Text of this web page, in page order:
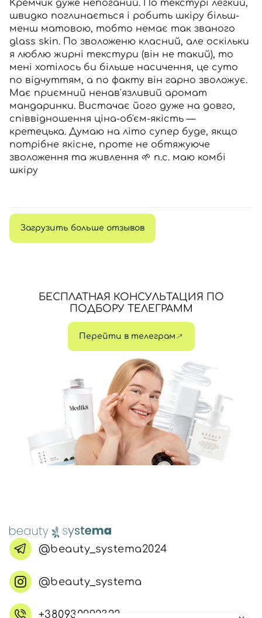
Кремчик дуже непоганий. По текстурі легкий,
швидко поглинається і робить шкіру більш-
менш матовою, тобто немає так званого
glass skin. По зволоженю класний, але оскільки
я люблю жирні текстури (він не такий), то
мені хотілось би більше насичення, це суто
по відчуттям, а по факту він гарно зволожує.
Має приємний ненав'язливий аромат
мандаринки. Вистачає його дуже на довго,
співвідношення ціна-об'єм-якість —
кретецька. Думаю на літо супер буде, якщо
потрібне якісне, проте не обтяжуюче
зволоження та живлення 🌱 п.с. маю комбі
шкіру
Загрузить больше отзывов
БЕСПЛАТНАЯ КОНСУЛЬТАЦИЯ ПО
ПОДБОРУ ТЕЛЕГРАММ
Перейти в телеграм
@beauty_systema2024
@beauty_systema
+380930992322